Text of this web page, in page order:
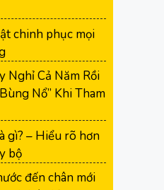
chinh phục mọi
Nghỉ Cả Năm Rồi
Nổ” Khi Tham
gì? – Hiểu rõ hơn
bộ
đến chân mới